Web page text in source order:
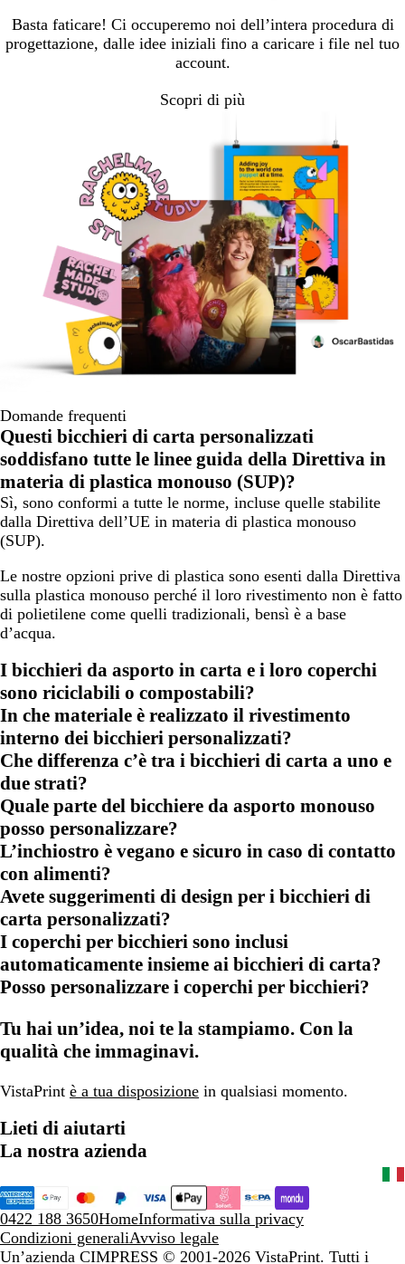
Basta faticare! Ci occuperemo noi dell’intera procedura di
progettazione, dalle idee iniziali fino a caricare i file nel tuo
account.
Scopri di più
Domande frequenti
Questi bicchieri di carta personalizzati
soddisfano tutte le linee guida della Direttiva in
materia di plastica monouso (SUP)?
Sì, sono conformi a tutte le norme, incluse quelle stabilite
dalla Direttiva dell’UE in materia di plastica monouso
(SUP).
Le nostre opzioni prive di plastica sono esenti dalla Direttiva
sulla plastica monouso perché il loro rivestimento non è fatto
di polietilene come quelli tradizionali, bensì è a base
d’acqua.
I bicchieri da asporto in carta e i loro coperchi
sono riciclabili o compostabili?
In che materiale è realizzato il rivestimento
interno dei bicchieri personalizzati?
Che differenza c’è tra i bicchieri di carta a uno e
due strati?
Quale parte del bicchiere da asporto monouso
posso personalizzare?
L’inchiostro è vegano e sicuro in caso di contatto
con alimenti?
Avete suggerimenti di design per i bicchieri di
carta personalizzati?
I coperchi per bicchieri sono inclusi
automaticamente insieme ai bicchieri di carta?
Posso personalizzare i coperchi per bicchieri?
Tu hai un’idea, noi te la stampiamo. Con la
qualità che immaginavi.
VistaPrint è a tua disposizione in qualsiasi momento.
Lieti di aiutarti
La nostra azienda
0422 188 3650HomeInformativa sulla privacy
Condizioni generaliAvviso legale
Un’azienda CIMPRESS © 2001-2026 VistaPrint. Tutti i